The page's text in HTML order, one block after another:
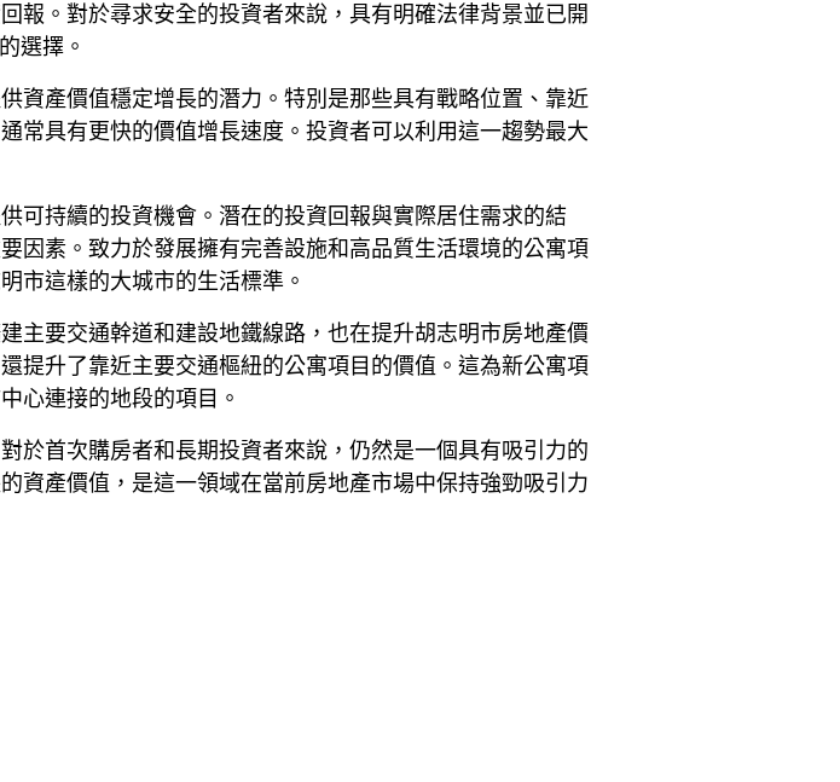
報。對於尋求安全的投資者來說，具有明確法律背景並已開
選擇。
資產價值穩定增長的潛力。特別是那些具有戰略位置、靠近
常具有更快的價值增長速度。投資者可以利用這一趨勢最大
可持續的投資機會。潛在的投資回報與實際居住需求的結
因素。致力於發展擁有完善設施和高品質生活環境的公寓項
市這樣的大城市的生活標準。
主要交通幹道和建設地鐵線路，也在提升胡志明市房地產價
提升了靠近主要交通樞紐的公寓項目的價值。這為新公寓項
心連接的地段的項目。
於首次購房者和長期投資者來說，仍然是一個具有吸引力的
資產價值，是這一領域在當前房地產市場中保持強勁吸引力